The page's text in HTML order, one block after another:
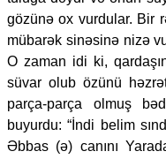
gözünə ox vurdular. Bir
mübarək sinəsinə nizə
O zaman idi ki,
süvar olub özünü
parça-parça olmuş
buyurdu: “İndi belim
Əbbas (ə) canını